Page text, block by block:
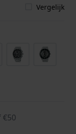
Vergelijk